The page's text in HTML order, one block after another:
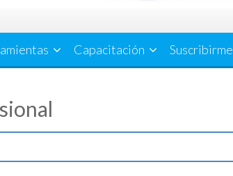
Capacitación Suscribirme